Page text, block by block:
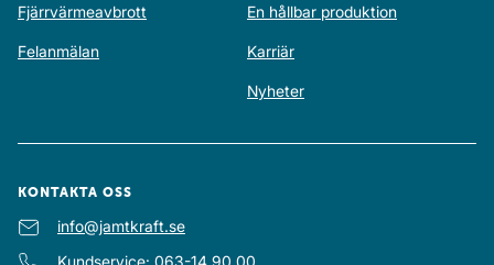
Fjärrvärmeavbrott
Felanmälan
En hållbar produktion
Karriär
Nyheter
KONTAKTA OSS
E-post:
info@jamtkraft.se
Kundservice: 063-14 90 00